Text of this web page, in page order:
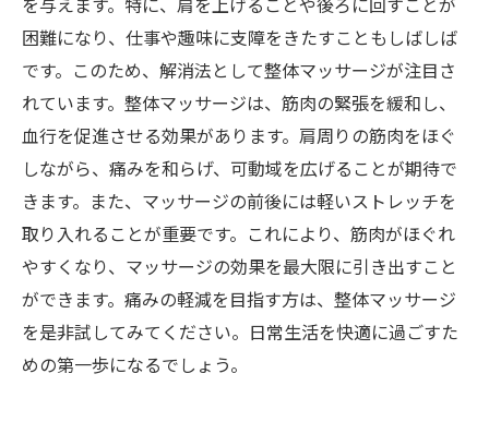
困難になり、仕事や趣味に支障をきたすこともしばしば
です。このため、解消法として整体マッサージが注目さ
れています。整体マッサージは、筋肉の緊張を緩和し、
血行を促進させる効果があります。肩周りの筋肉をほぐ
しながら、痛みを和らげ、可動域を広げることが期待で
きます。また、マッサージの前後には軽いストレッチを
取り入れることが重要です。これにより、筋肉がほぐれ
やすくなり、マッサージの効果を最大限に引き出すこと
ができます。痛みの軽減を目指す方は、整体マッサージ
を是非試してみてください。日常生活を快適に過ごすた
めの第一歩になるでしょう。